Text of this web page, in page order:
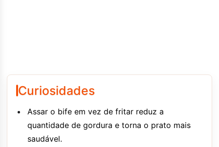
Curiosidades
Assar o bife em vez de fritar reduz a
quantidade de gordura e torna o prato mais
saudável.